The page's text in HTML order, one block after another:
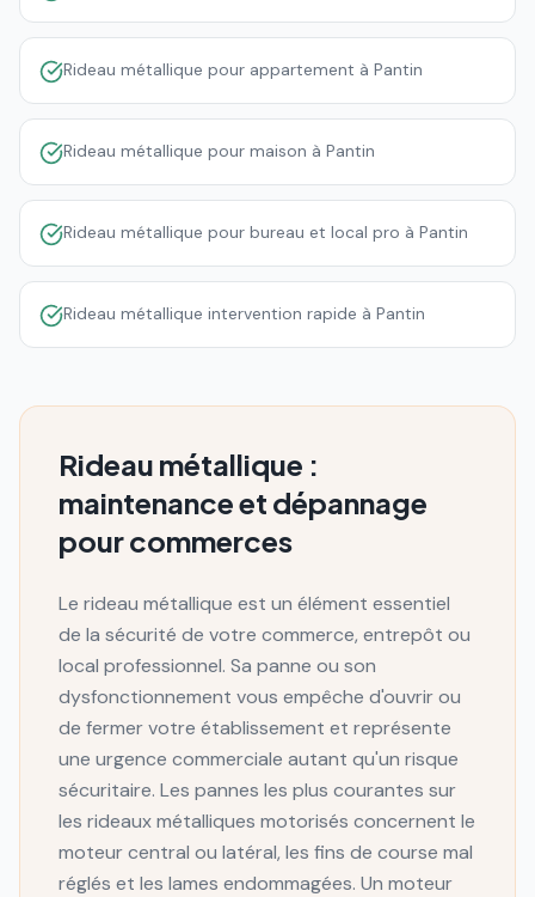
Rideau métallique pour appartement à Pantin
Rideau métallique pour maison à Pantin
Rideau métallique pour bureau et local pro à Pantin
Rideau métallique intervention rapide à Pantin
Rideau métallique :
maintenance et dépannage
pour commerces
Le rideau métallique est un élément essentiel
de la sécurité de votre commerce, entrepôt ou
local professionnel. Sa panne ou son
dysfonctionnement vous empêche d'ouvrir ou
de fermer votre établissement et représente
une urgence commerciale autant qu'un risque
sécuritaire. Les pannes les plus courantes sur
les rideaux métalliques motorisés concernent le
moteur central ou latéral, les fins de course mal
réglés et les lames endommagées. Un moteur